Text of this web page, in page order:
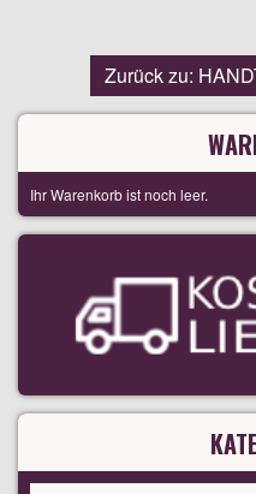
Zurück zu:
Ihr Warenkorb ist noch leer.